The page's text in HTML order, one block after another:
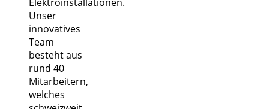
Unser
innovatives
Team
besteht aus
rund 40
Mitarbeitern,
welches